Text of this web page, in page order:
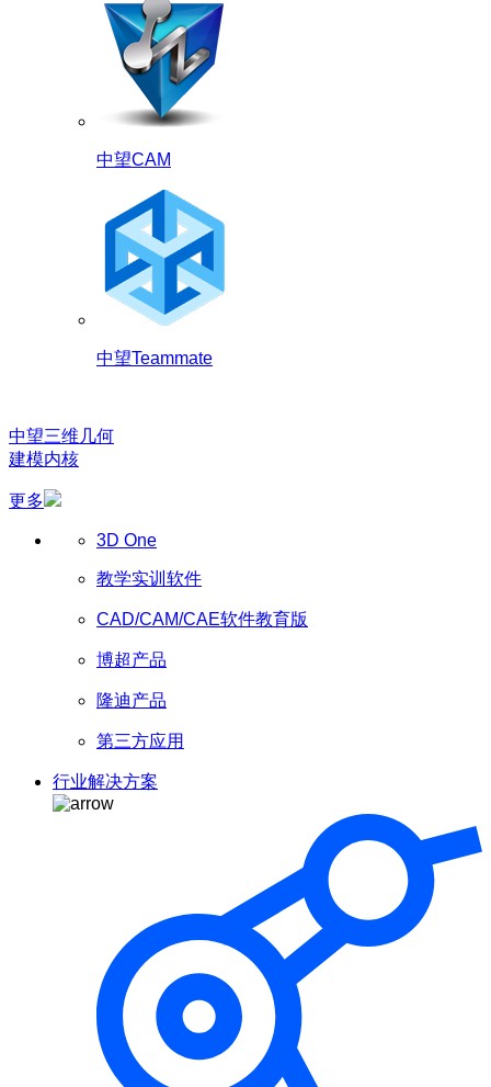
中望CAM
中望Teammate
中望三维几何
建模内核
更多
3D One
教学实训软件
CAD/CAM/CAE软件教育版
博超产品
隆迪产品
第三方应用
行业解决方案